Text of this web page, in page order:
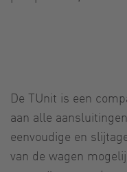
De TUnit is een
aan alle
eenvoudige en
van de wagen